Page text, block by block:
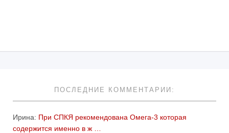
ПОСЛЕДНИЕ КОММЕНТАРИИ:
Ирина: При СПКЯ рекомендована Омега-3 которая
содержится именно в ж …